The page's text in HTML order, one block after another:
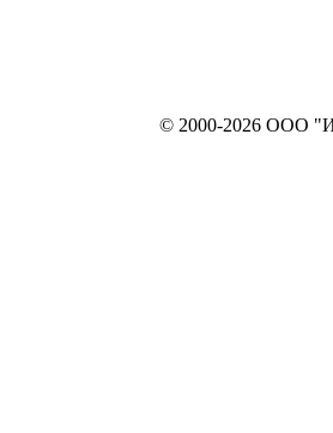
© 2000-2026 ООО "ИНТЕРЬЕР`c"